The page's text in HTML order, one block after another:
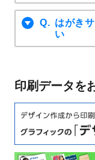
はがき
い
印刷データを